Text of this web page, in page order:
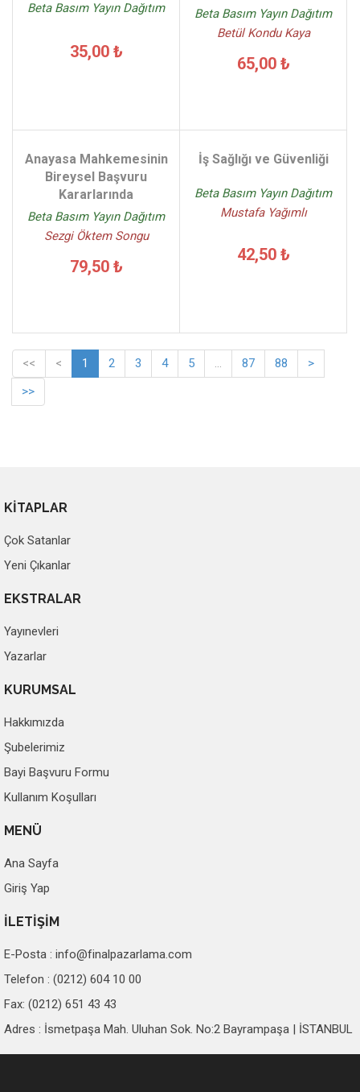
Beta Basım Yayın Dağıtım
35,00 ₺
Beta Basım Yayın Dağıtım
Betül Kondu Kaya
65,00 ₺
Anayasa Mahkemesinin
Bireysel Başvuru
Kararlarında
Beta Basım Yayın Dağıtım
Sezgi Öktem Songu
79,50 ₺
İş Sağlığı ve Güvenliği
Beta Basım Yayın Dağıtım
Mustafa Yağımlı
42,50 ₺
<< < 1 2 3 4 5 ... 87 88
>
>>
KİTAPLAR
Çok Satanlar
Yeni Çıkanlar
EKSTRALAR
Yayınevleri
Yazarlar
KURUMSAL
Hakkımızda
Şubelerimiz
Bayi Başvuru Formu
Kullanım Koşulları
MENÜ
Ana Sayfa
Giriş Yap
İLETİŞİM
E-Posta : info@finalpazarlama.com
Telefon : (0212) 604 10 00
Fax: (0212) 651 43 43
Adres : İsmetpaşa Mah. Uluhan Sok. No:2 Bayrampaşa | İSTANBUL